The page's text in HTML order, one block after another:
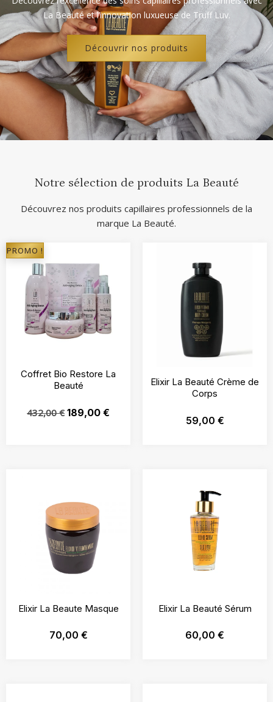
La Beauté et l’innovation luxueuse de Truff Luv.
Découvrir nos produits
Notre sélection de produits La Beauté
Découvrez nos produits capillaires professionnels de la
marque La Beauté.
PROMO !
Coffret Bio Restore La
Beauté
432,00€ 189,00 €
Elixir La Beauté Crème de
Corps
59,00 €
Elixir La Beaute Masque
70,00 €
Elixir La Beauté Sérum
60,00 €